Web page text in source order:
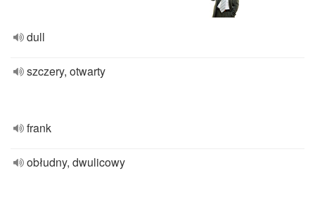
dull
szczery, otwarty
frank
obłudny, dwulicowy